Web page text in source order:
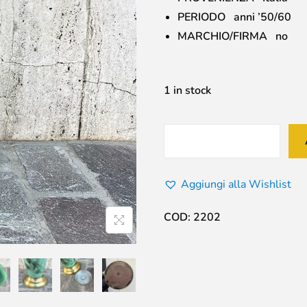
PERIODO anni ’50/60
MARCHIO/FIRMA no
1 in stock
Aggiungi alla Wishlist
COD: 2202